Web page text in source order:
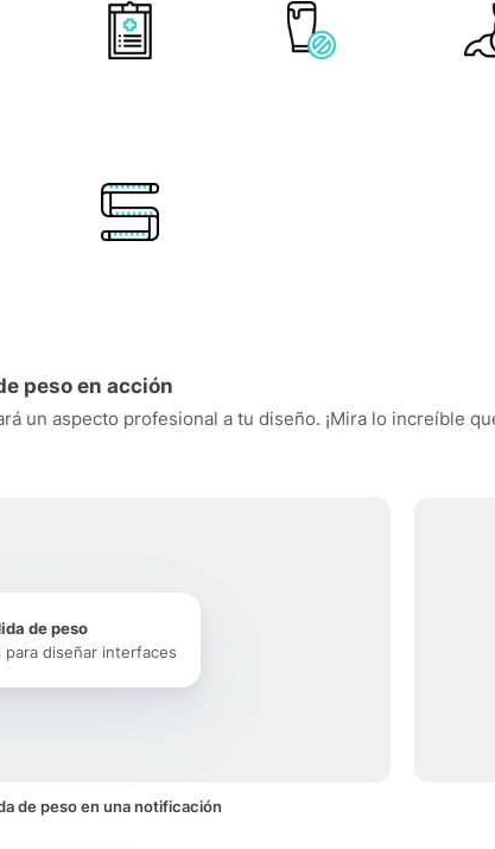
peso en acción
un aspecto profesional a tu diseño. ¡Mira lo increíble
de peso
para diseñar interfaces
de peso en una notificación